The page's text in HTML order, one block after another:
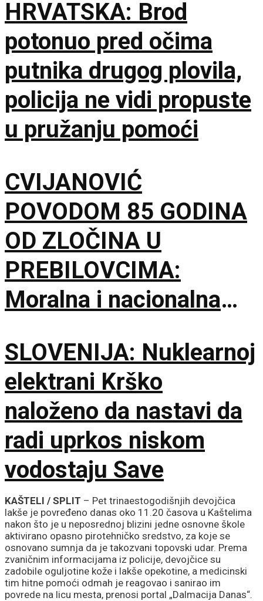
HRVATSKA: Brod
potonuo pred očima
putnika drugog plovila,
policija ne vidi propuste
u pružanju pomoći
CVIJANOVIĆ
POVODOM 85 GODINA
OD ZLOČINA U
PREBILOVCIMA:
Moralna i nacionalna
istinu o ustaškom
genocidu
SLOVENIJA: Nuklearnoj
elektrani Krško
naloženo da nastavi da
radi uprkos niskom
vodostaju Save
KAŠTELI / SPLIT – Pet trinaestogodišnjih devojčica
lakše je povređeno danas oko 11.20 časova u Kaštelima
nakon što je u neposrednoj blizini jedne osnovne škole
aktivirano opasno pirotehničko sredstvo, za koje se
osnovano sumnja da je takozvani topovski udar. Prema
zvaničnim informacijama iz policije, devojčice su
zadobile oguljotine kože i lakše opekotine, a medicinski
tim hitne pomoći odmah je reagovao i sanirao im
povrede na licu mesta, prenosi portal „Dalmacija Danas“.